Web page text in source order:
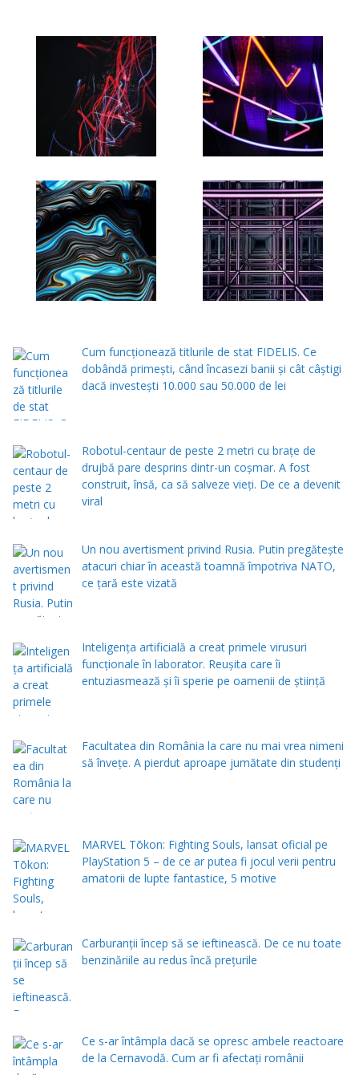
Cum funcționează titlurile de stat FIDELIS. Ce
dobândă primești, când încasezi banii şi cât câștigi
dacă investești 10.000 sau 50.000 de lei
Robotul-centaur de peste 2 metri cu brațe de
drujbă pare desprins dintr-un coșmar. A fost
construit, însă, ca să salveze vieți. De ce a devenit
viral
Un nou avertisment privind Rusia. Putin pregăteşte
atacuri chiar în această toamnă împotriva NATO,
ce țară este vizată
Inteligența artificială a creat primele virusuri
funcționale în laborator. Reușita care îi
entuziasmează și îi sperie pe oamenii de știință
Facultatea din România la care nu mai vrea nimeni
să înveţe. A pierdut aproape jumătate din studenţi
MARVEL Tōkon: Fighting Souls, lansat oficial pe
PlayStation 5 – de ce ar putea fi jocul verii pentru
amatorii de lupte fantastice, 5 motive
Carburanții încep să se ieftinească. De ce nu toate
benzinăriile au redus încă prețurile
Ce s-ar întâmpla dacă se opresc ambele reactoare
de la Cernavodă. Cum ar fi afectați românii